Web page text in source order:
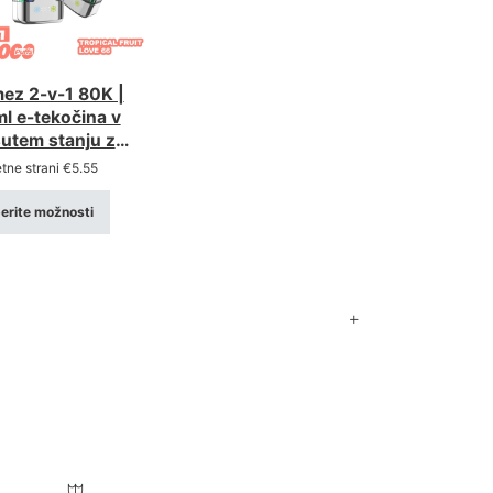
2-v-1 80K |
e-tekočina v
stanju z
možnostjo
strani €5.55
možnosti